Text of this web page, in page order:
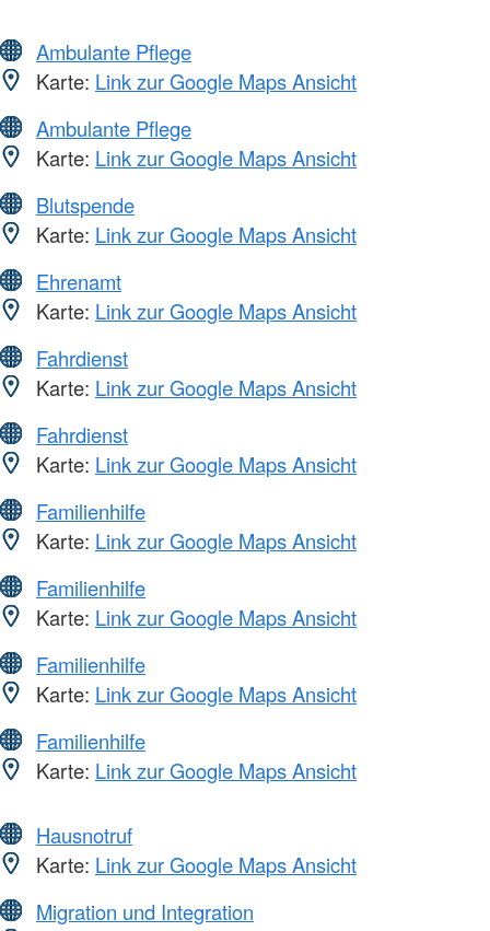
Ambulante Pflege
Karte: Link zur Google Maps Ansicht
Ambulante Pflege
Karte: Link zur Google Maps Ansicht
Blutspende
Karte: Link zur Google Maps Ansicht
Ehrenamt
Karte: Link zur Google Maps Ansicht
Fahrdienst
Karte: Link zur Google Maps Ansicht
Fahrdienst
Karte: Link zur Google Maps Ansicht
Familienhilfe
Karte: Link zur Google Maps Ansicht
Familienhilfe
Karte: Link zur Google Maps Ansicht
Familienhilfe
Karte: Link zur Google Maps Ansicht
Familienhilfe
Karte: Link zur Google Maps Ansicht
Hausnotruf
Karte: Link zur Google Maps Ansicht
Migration und Integration